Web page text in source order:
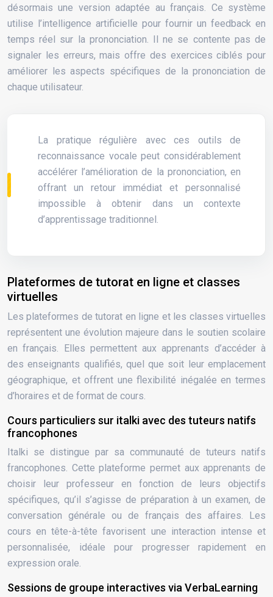
désormais une version adaptée au français. Ce système
utilise l’intelligence artificielle pour fournir un feedback en
temps réel sur la prononciation. Il ne se contente pas de
signaler les erreurs, mais offre des exercices ciblés pour
améliorer les aspects spécifiques de la prononciation de
chaque utilisateur.
La pratique régulière avec ces outils de
reconnaissance vocale peut considérablement
accélérer l’amélioration de la prononciation, en
offrant un retour immédiat et personnalisé
impossible à obtenir dans un contexte
d’apprentissage traditionnel.
Plateformes de tutorat en ligne et classes
virtuelles
Les plateformes de tutorat en ligne et les classes virtuelles
représentent une évolution majeure dans le soutien scolaire
en français. Elles permettent aux apprenants d’accéder à
des enseignants qualifiés, quel que soit leur emplacement
géographique, et offrent une flexibilité inégalée en termes
d’horaires et de format de cours.
Cours particuliers sur italki avec des tuteurs natifs
francophones
Italki se distingue par sa communauté de tuteurs natifs
francophones. Cette plateforme permet aux apprenants de
choisir leur professeur en fonction de leurs objectifs
spécifiques, qu’il s’agisse de préparation à un examen, de
conversation générale ou de français des affaires. Les
cours en tête-à-tête favorisent une interaction intense et
personnalisée, idéale pour progresser rapidement en
expression orale.
Sessions de groupe interactives via VerbaLearning